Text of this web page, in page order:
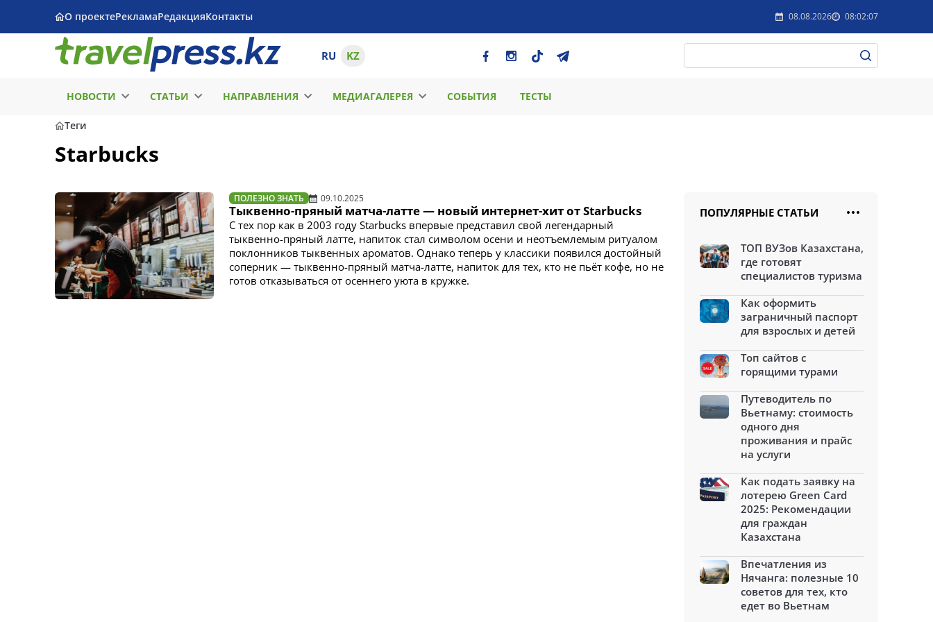
О проектеРекламаРедакцияКонтакты 08.08.2026 08:02:07
RU KZ
НОВОСТИ СТАТЬИ НАПРАВЛЕНИЯ МЕДИАГАЛЕРЕЯ СОБЫТИЯ ТЕСТЫ
Теги
Starbucks
ПОЛЕЗНО ЗНАТЬ 09.10.2025
Тыквенно-пряный матча-латте — новый интернет-хит от Starbucks
С тех пор как в 2003 году Starbucks впервые представил свой легендарный
тыквенно-пряный латте, напиток стал символом осени и неотъемлемым ритуалом
поклонников тыквенных ароматов. Однако теперь у классики появился достойный
соперник — тыквенно-пряный матча-латте, напиток для тех, кто не пьёт кофе, но не
готов отказываться от осеннего уюта в кружке.
ПОПУЛЯРНЫЕ СТАТЬИ
ТОП ВУЗов Казахстана,
где готовят
специалистов туризма
Как оформить
заграничный паспорт
для взрослых и детей
Топ сайтов с
горящими турами
Путеводитель по
Вьетнаму: стоимость
одного дня
проживания и прайс
на услуги
Как подать заявку на
лотерею Green Card
2025: Рекомендации
для граждан
Казахстана
Впечатления из
Нячанга: полезные 10
советов для тех, кто
едет во Вьетнам